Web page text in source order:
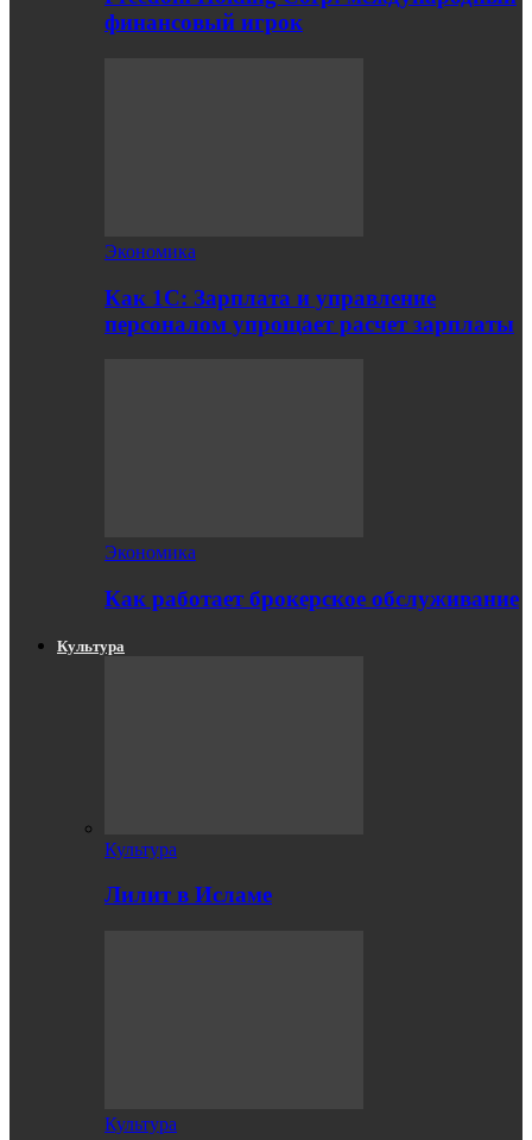
финансовый игрок
Экономика
Как 1С: Зарплата и управление
персоналом упрощает расчет зарплаты
Экономика
Как работает брокерское обслуживание
Культура
Культура
Лилит в Исламе
Культура